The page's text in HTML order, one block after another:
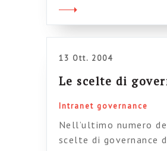
informativi. Come al
intanto […]
13 Ott. 2004
Le scelte di
Intranet governance
Nell’ultimo numero
scelte di governance